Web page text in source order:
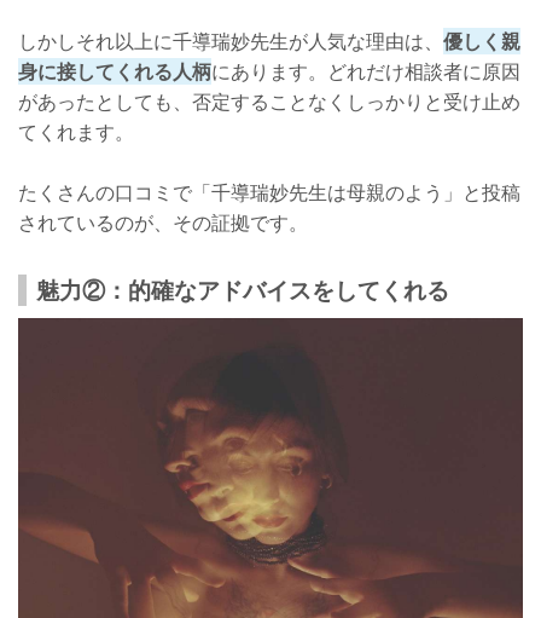
しかしそれ以上に千導瑞妙先生が人気な理由は、 優しく親
身に接してくれる人柄にあります。どれだけ相談者に原因
があったとしても、否定することなくしっかりと受け止め
てくれます。
たくさんの口コミで「千導瑞妙先生は母親のよう」と投稿
されているのが、その証拠です。
魅力②：的確なアドバイスをしてくれる